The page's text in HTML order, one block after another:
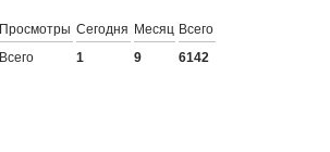
Просмотры Сегодня Месяц Всего
Всего
1 9 6142